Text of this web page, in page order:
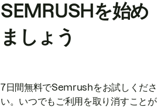
SEMRUSHを始め
ましょう
7日間無料でSemrushをお試しくださ
い。いつでもご利用を取り消すことが